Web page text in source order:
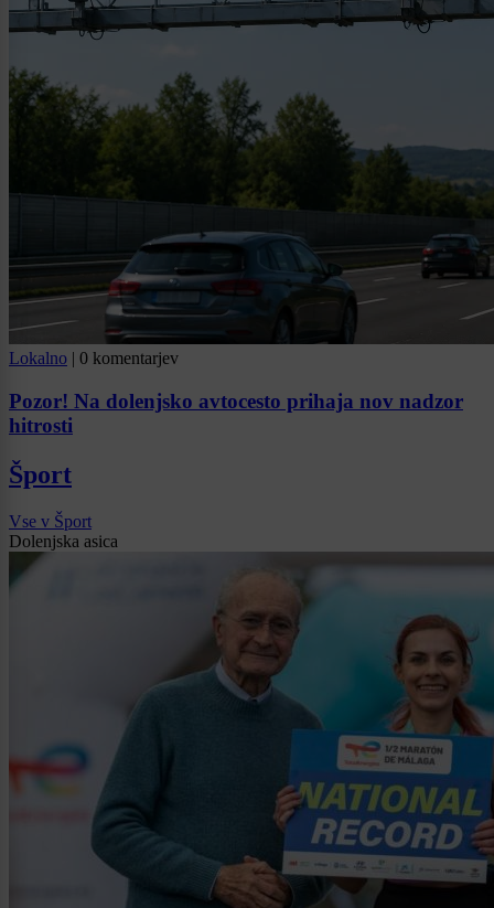
Lokalno | 0 komentarjev
Pozor! Na dolenjsko avtocesto prihaja nov nadzor
hitrosti
Šport
Vse v Šport
Dolenjska asica